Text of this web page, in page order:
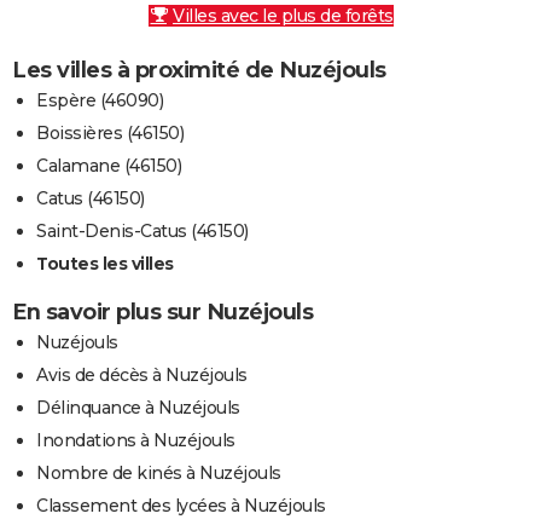
Villes avec le plus de forêts
Les villes à proximité de Nuzéjouls
Espère (46090)
Boissières (46150)
Calamane (46150)
Catus (46150)
Saint-Denis-Catus (46150)
Toutes les villes
En savoir plus sur Nuzéjouls
Nuzéjouls
Avis de décès à Nuzéjouls
Délinquance à Nuzéjouls
Inondations à Nuzéjouls
Nombre de kinés à Nuzéjouls
Classement des lycées à Nuzéjouls